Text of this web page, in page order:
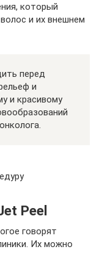
который
и их внешнем
перед
и
и красивому
Peel
говорят
Их можно